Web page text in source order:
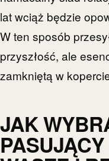
lat wciąż będzie
W ten sposób
przyszłość, ale
zamkniętą w
JAK